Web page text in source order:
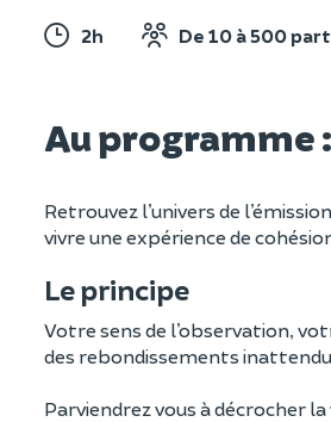
2h De 10 à 500
Au programme :
Retrouvez l’univers de
vivre une expérience de
Le principe
Votre sens de l’observation,
des rebondissements
Parviendrez vous à décrocher